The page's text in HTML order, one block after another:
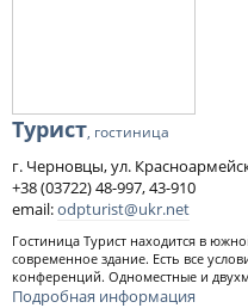
Турист, гостиница
г. Черновцы, ул.
+38 (03722) 48-997, 43-910
email:odpturist@ukr.net
Гостиница Турист находится в
современное здание. Есть все
конференций. Одноместные и
Подробная информация